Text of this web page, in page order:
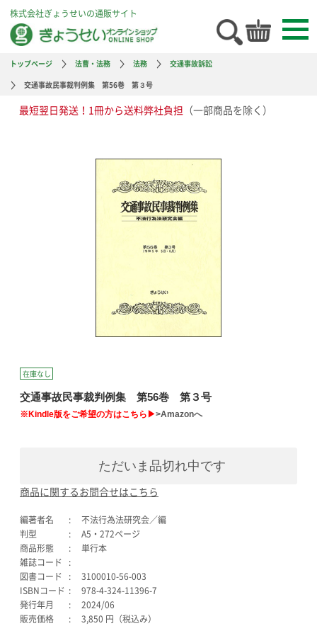
株式会社ぎょうせいの通販サイト
トップページ 法曹・法務 法務
交通事故訴訟
交通事故民事裁判例集 第56巻 第３号
最短翌日発送！1冊から送料弊社負担 （一部商品を除く）
在庫なし
交通事故民事裁判例集 第56巻 第３号
※Kindle版をご希望の方はこちら▶>Amazonへ
ただいま品切れ中です
商品に関するお問合せはこちら
編著者名
不法行為法研究会／編
判型
A5・272ページ
商品形態
単行本
雑誌コード
図書コード
3100010-56-003
ISBNコード
978-4-324-11396-7
発行年月
2024/06
販売価格
3,850 円（税込み）